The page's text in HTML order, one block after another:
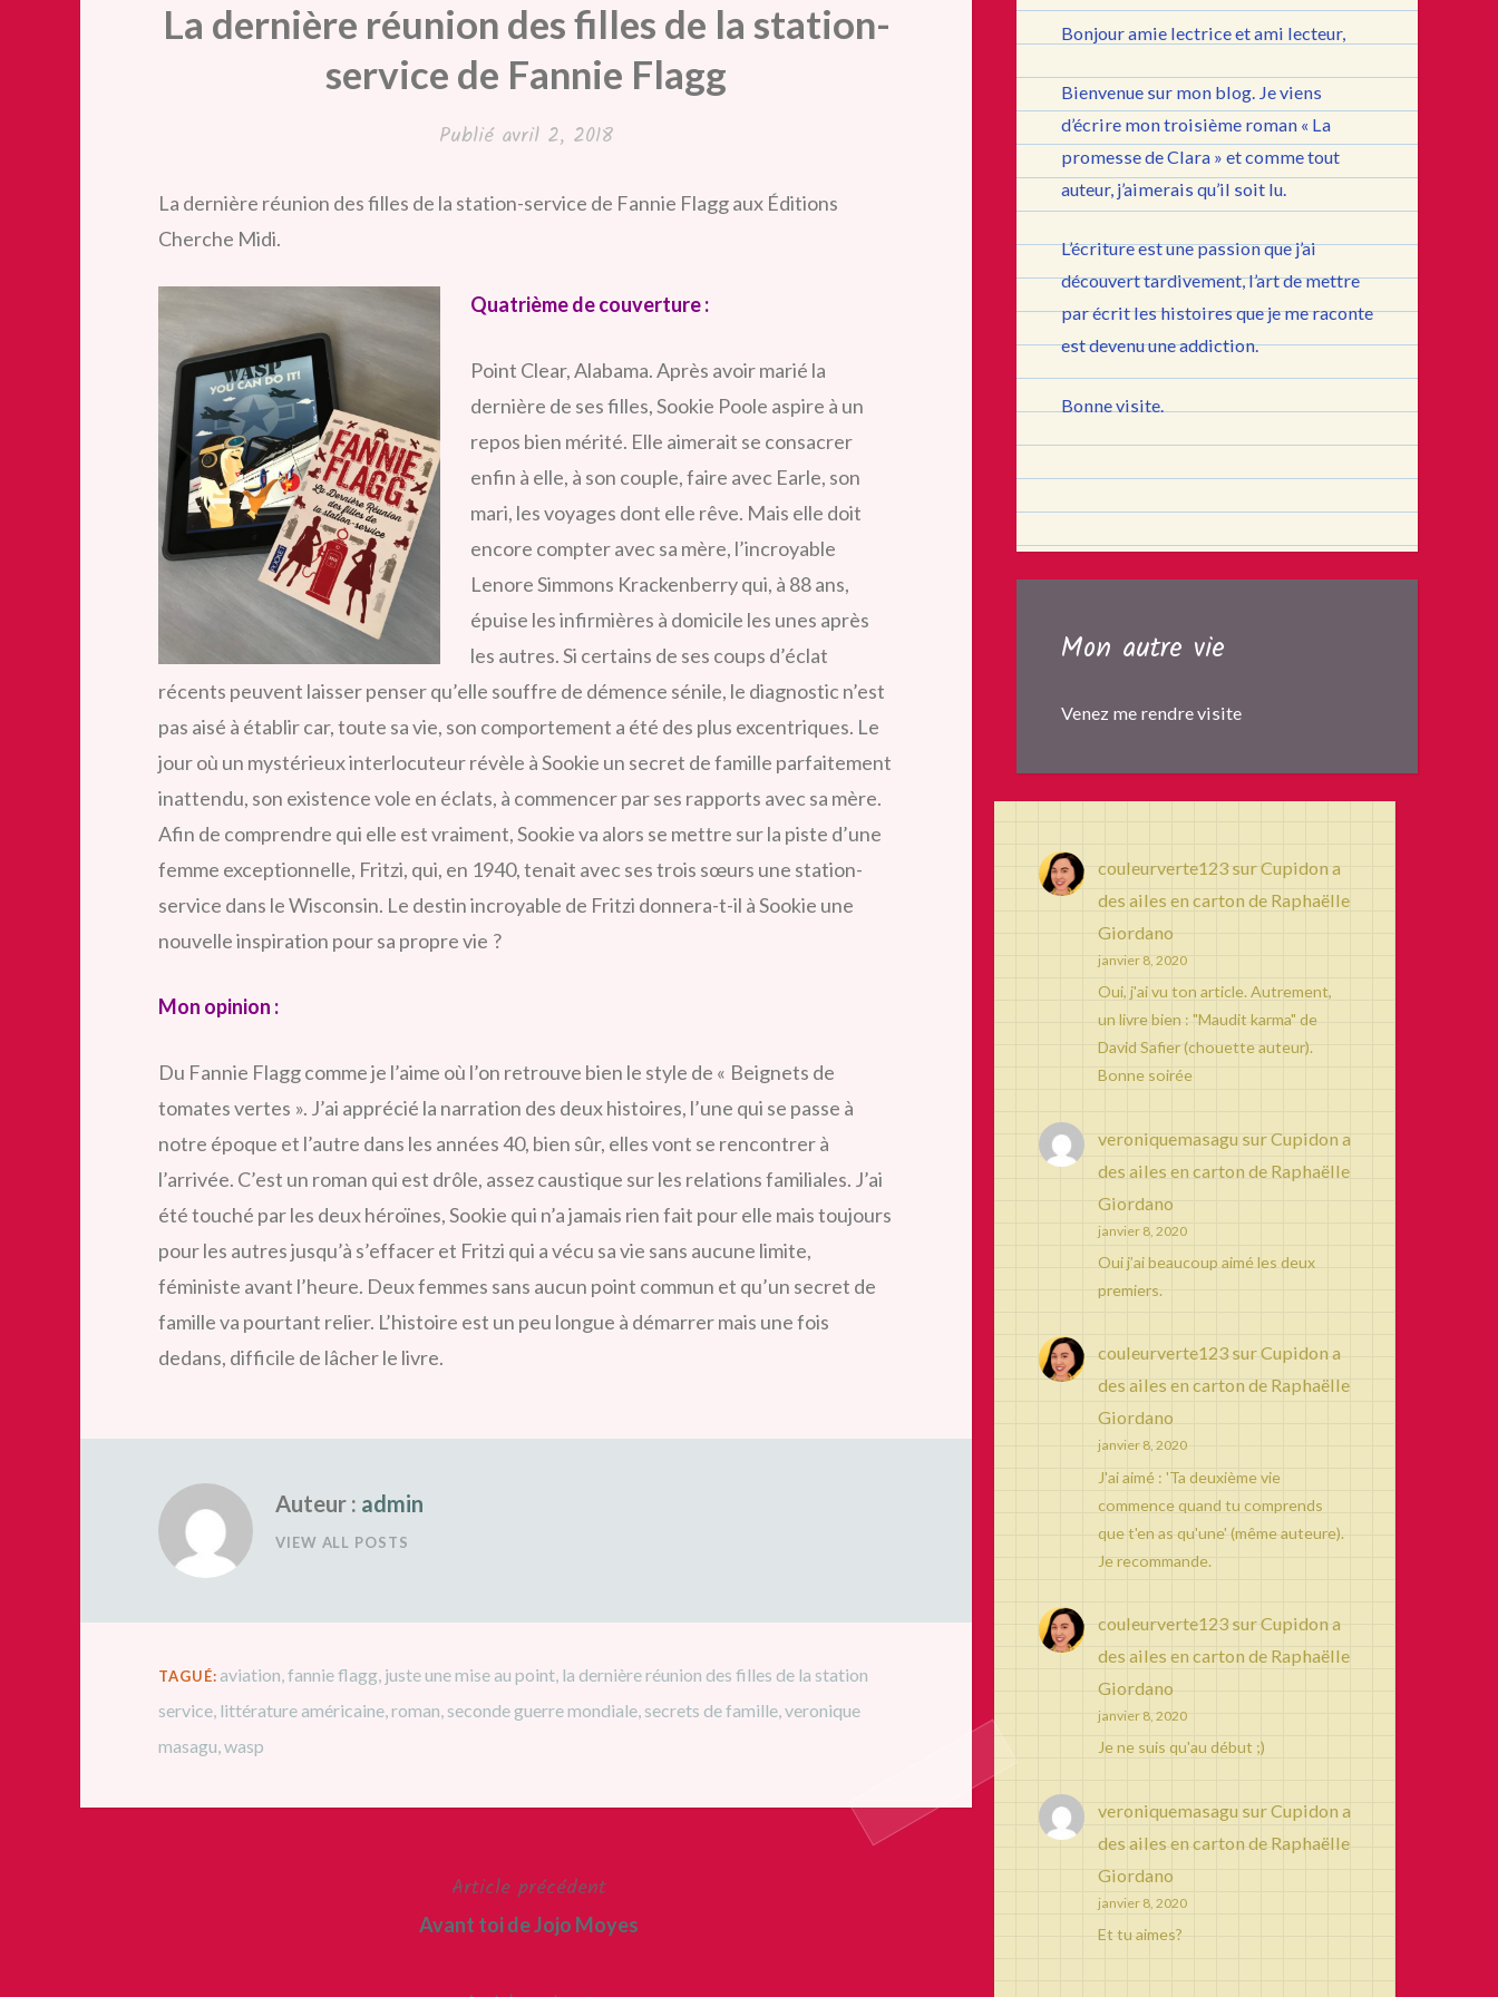
La dernière réunion des filles de la station-
service de Fannie Flagg
Publié avril 2, 2018
La dernière réunion des filles de la station-service de Fannie Flagg aux Éditions
Cherche Midi.
Quatrième de couverture :
Point Clear, Alabama. Après avoir marié la
dernière de ses filles, Sookie Poole aspire à un
repos bien mérité. Elle aimerait se consacrer
enfin à elle, à son couple, faire avec Earle, son
mari, les voyages dont elle rêve. Mais elle doit
encore compter avec sa mère, l’incroyable
Lenore Simmons Krackenberry qui, à 88 ans,
épuise les infirmières à domicile les unes après
les autres. Si certains de ses coups d’éclat
récents peuvent laisser penser qu’elle souffre de démence sénile, le diagnostic n’est
pas aisé à établir car, toute sa vie, son comportement a été des plus excentriques. Le
jour où un mystérieux interlocuteur révèle à Sookie un secret de famille parfaitement
inattendu, son existence vole en éclats, à commencer par ses rapports avec sa mère.
Afin de comprendre qui elle est vraiment, Sookie va alors se mettre sur la piste d’une
femme exceptionnelle, Fritzi, qui, en 1940, tenait avec ses trois sœurs une station-
service dans le Wisconsin. Le destin incroyable de Fritzi donnera-t-il à Sookie une
nouvelle inspiration pour sa propre vie ?
Mon opinion :
Du Fannie Flagg comme je l’aime où l’on retrouve bien le style de « Beignets de
tomates vertes ». J’ai apprécié la narration des deux histoires, l’une qui se passe à
notre époque et l’autre dans les années 40, bien sûr, elles vont se rencontrer à
l’arrivée. C’est un roman qui est drôle, assez caustique sur les relations familiales. J’ai
été touché par les deux héroïnes, Sookie qui n’a jamais rien fait pour elle mais toujours
pour les autres jusqu’à s’effacer et Fritzi qui a vécu sa vie sans aucune limite,
féministe avant l’heure. Deux femmes sans aucun point commun et qu’un secret de
famille va pourtant relier. L’histoire est un peu longue à démarrer mais une fois
dedans, difficile de lâcher le livre.
Auteur : admin
VIEW ALL POSTS
TAGUÉ: aviation ,fannie flagg juste une mise au point la dernière réunion des filles de la station
service littérature américaine roman seconde guerre mondiale secrets de famille veronique
masagu wasp
Article précédent
Avant toi de Jojo Moyes
Bonjour amie lectrice et ami lecteur,
Bienvenue sur mon blog. Je viens
d’écrire mon troisième roman « La
promesse de Clara » et comme tout
auteur, j’aimerais qu’il soit lu.
L’écriture est une passion que j’ai
découvert tardivement, l’art de mettre
par écrit les histoires que je me raconte
est devenu une addiction.
Bonne visite.
Mon autre vie
Venez me rendre visite
couleurverte123surCupidon a
des ailes en carton de Raphaëlle
Giordano
janvier 8, 2020
Oui, j'ai vu ton article. Autrement,
un livre bien : "Maudit karma" de
David Safier (chouette auteur).
Bonne soirée
veroniquemasagu surCupidon a
des ailes en carton de Raphaëlle
Giordano
janvier 8, 2020
Oui j’ai beaucoup aimé les deux
premiers.
couleurverte123surCupidon a
des ailes en carton de Raphaëlle
Giordano
janvier 8, 2020
J'ai aimé : 'Ta deuxième vie
commence quand tu comprends
que t'en as qu'une' (même auteure).
Je recommande.
couleurverte123surCupidon a
des ailes en carton de Raphaëlle
Giordano
janvier 8, 2020
Je ne suis qu'au début ;)
veroniquemasagu surCupidon a
des ailes en carton de Raphaëlle
Giordano
janvier 8, 2020
Et tu aimes?